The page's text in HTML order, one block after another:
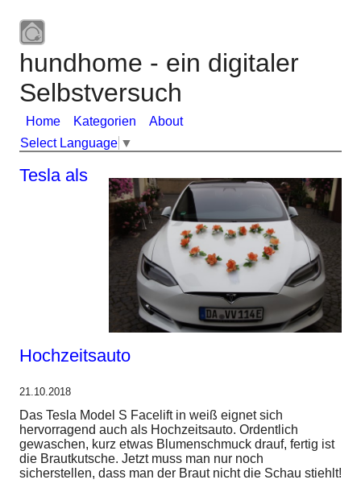
hundhome - ein digitaler
Selbstversuch
Home Kategorien
About
Select Language ▼
Tesla als
Hochzeitsauto
21.10.2018
Das Tesla Model S Facelift in weiß eignet sich
hervorragend auch als Hochzeitsauto. Ordentlich
gewaschen, kurz etwas Blumenschmuck drauf, fertig ist
die Brautkutsche. Jetzt muss man nur noch
sicherstellen, dass man der Braut nicht die Schau stiehlt!